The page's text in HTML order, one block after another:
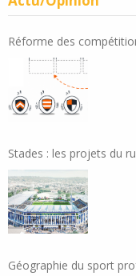
Réforme des
Stades : les projets du
Géographie du sport